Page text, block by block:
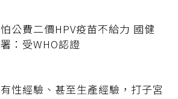
怕公費二價HPV疫苗不給力 國健
署：受WHO認證
有性經驗、甚至生產經驗，打子宮